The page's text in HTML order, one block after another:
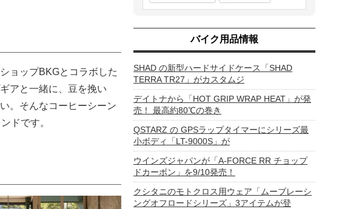
ョップBKGとコラボした
アと一緒に、豆を挽い
。そんなコーヒーシーン
ドです。
バイク用品情報
SHAD の新型ハードサイドケース「SHAD
TERRA TR27」がカスタムジ
デイトナから「HOT GRIP WRAP HEAT」が発
売！ 最高約80℃の巻き
QSTARZ の GPSラップタイマーにシリーズ最
小ボディ「LT-9000S」が
ウインズジャパンが「A-FORCE RR チョップ
ドカーボン」を9/10発売！
クシタニのモトクロス用ウェア「ムーブレーシ
ングオフロードシリーズ」3アイテムが登